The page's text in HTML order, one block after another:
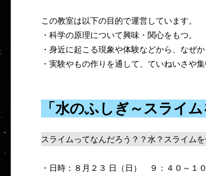
この教室は以下の目的で運営しています。
・科学の原理について興味・関心をもつ。
・身近に起こる現象や体験などから、なぜ
・実験やもの作りを通して、ていねいさや
「水のふしぎ～スライム
スライムってなんだろう？？水？スライム
・日時：８月２３ 日（日） ９：４０～１